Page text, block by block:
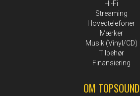
Hi-Fi
Streaming
Hovedtelefoner
Mærker
Musik (Vinyl/CD)
Tilbehør
Finansiering
OM TOPSOUND